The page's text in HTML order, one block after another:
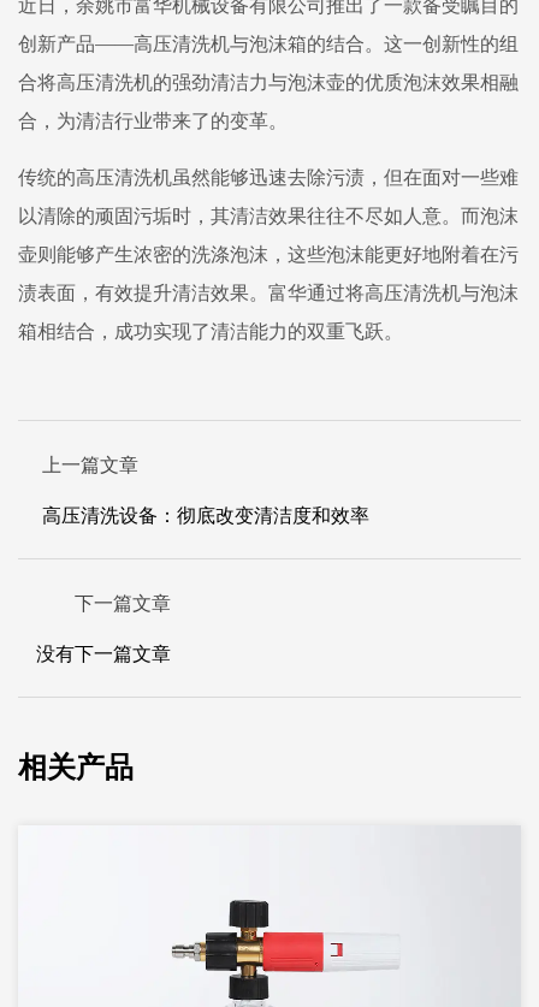
创新产品——高压清洗机与泡沫箱的结合。这一创新性的组
合将高压清洗机的强劲清洁力与泡沫壶的优质泡沫效果相融
合，为清洁行业带来了的变革。
传统的高压清洗机虽然能够迅速去除污渍，但在面对一些难
以清除的顽固污垢时，其清洁效果往往不尽如人意。而泡沫
壶则能够产生浓密的洗涤泡沫，这些泡沫能更好地附着在污
渍表面，有效提升清洁效果。富华通过将高压清洗机与泡沫
箱相结合，成功实现了清洁能力的双重飞跃。
上一篇文章
高压清洗设备：彻底改变清洁度和效率
下一篇文章
没有下一篇文章
相关产品